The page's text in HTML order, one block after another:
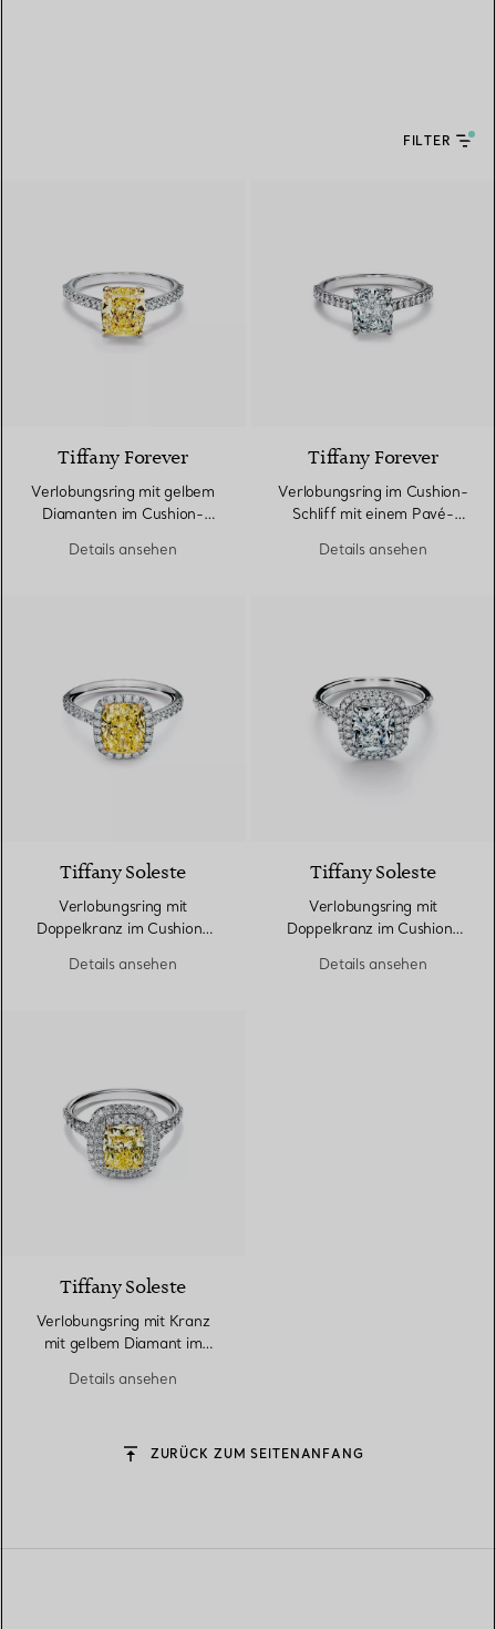
FILTER
Tiffany Forever
Verlobungsring mit gelbem
Diamanten im Cushion-
Diamantring in Platin
Details ansehen
Tiffany Forever
Verlobungsring im Cushion-
Schliff mit einem Pavé-
Details ansehen
Tiffany Soleste
Verlobungsring mit
Doppelkranz im Cushion-
Diamantring in Platin
Details ansehen
Tiffany Soleste
Verlobungsring mit
Doppelkranz im Cushion-
Diamantring in Platin
Details ansehen
Tiffany Soleste
Verlobungsring mit Kranz
mit gelbem Diamant im
Details ansehen
ZURÜCK ZUM SEITENANFANG